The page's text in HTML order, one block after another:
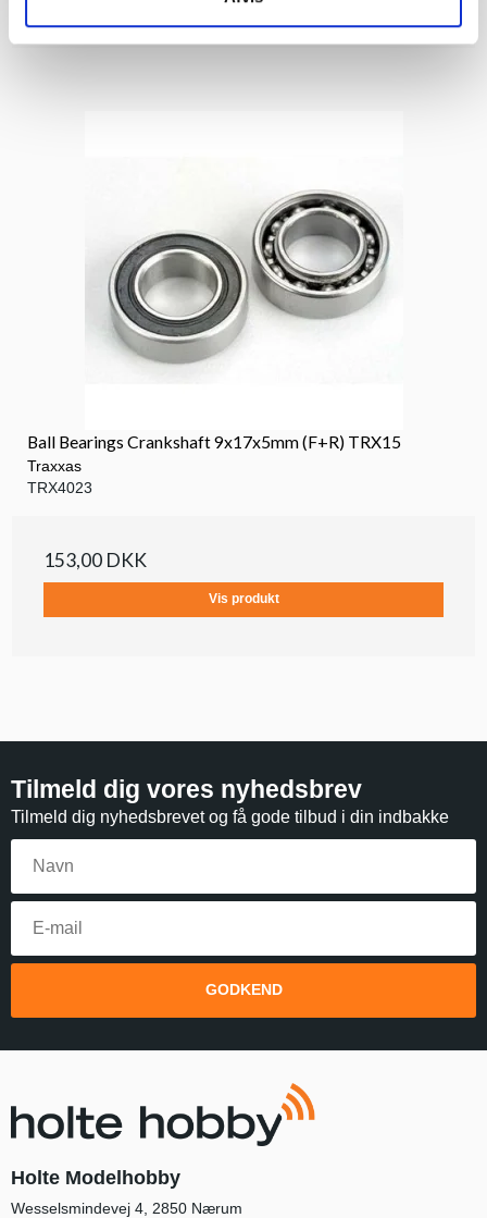
Ball Bearings Crankshaft 9x17x5mm (F+R) TRX15
Traxxas
TRX4023
153,00 DKK
Vis produkt
Tilmeld dig vores nyhedsbrev
Tilmeld dig nyhedsbrevet og få gode tilbud i din indbakke
GODKEND
Holte Modelhobby
Wesselsmindevej 4, 2850 Nærum